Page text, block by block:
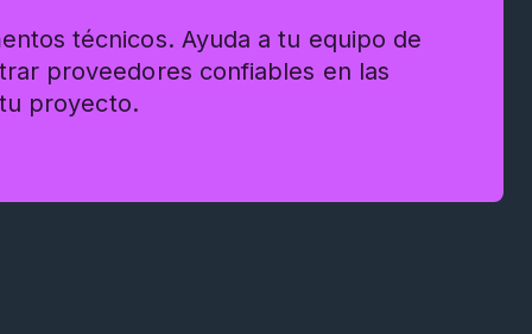
técnicos. Ayuda a tu equipo de
proveedores confiables en las
proyecto.